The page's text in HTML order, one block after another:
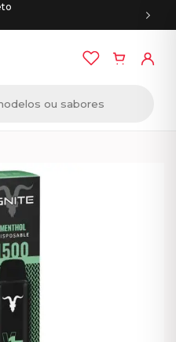
/ IGNITE V15 – 1500